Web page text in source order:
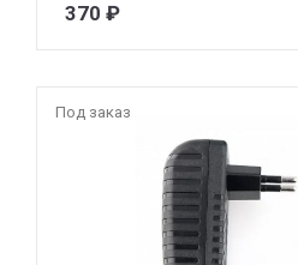
370 ₽
Под заказ